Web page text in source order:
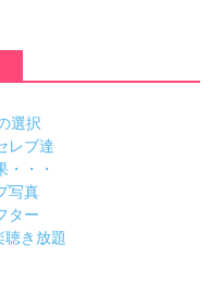
選択
レブ達
・・・
写真
ター
き放題